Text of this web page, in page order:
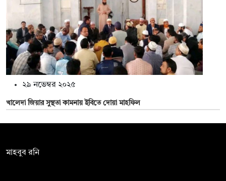
২৯ নভেম্বর ২০২৫
খালেদা জিয়ার সুস্থতা কামনায় ইবিতে দোয়া মাহফিল
মাহবুব রনি